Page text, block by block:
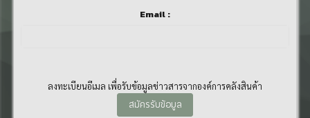
Email :
ลงทะเบียนอีเมล เพื่อรับข้อมูลข่าวสารจากองค์การคลังสินค้า
สมัครรับข้อมูล